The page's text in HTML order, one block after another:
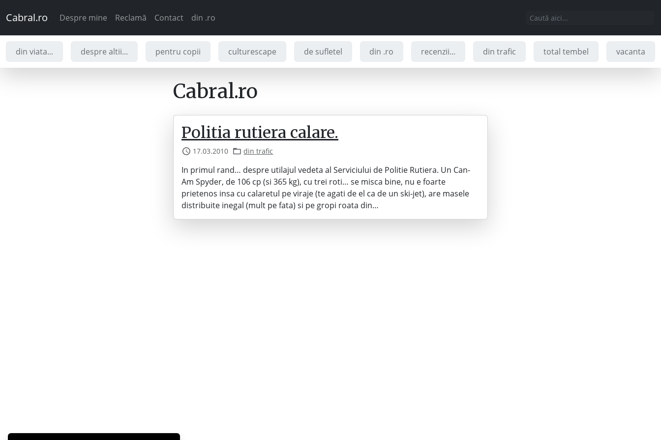
Cabral.ro Despre mine Reclamă Contact din .ro
din viata... despre altii... pentru copii culturescape de sufletel din .ro recenzii... din trafic total tembel vacanta
Cabral.ro
Politia rutiera calare.
17.03.2010 din trafic
In primul rand… despre utilajul vedeta al Serviciului de Politie Rutiera. Un Can-
Am Spyder, de 106 cp (si 365 kg), cu trei roti… se misca bine, nu e foarte
prietenos insa cu calaretul pe viraje (te agati de el ca de un ski-jet), are masele
distribuite inegal (mult pe fata) si pe gropi roata din…